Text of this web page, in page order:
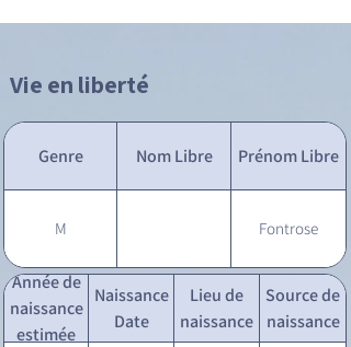
Vie en liberté
Genre Nom Libre Prénom Libre
M Fontrose
Année de
naissance
estimée
Naissance
Date
Lieu de
naissance
Source de
naissance